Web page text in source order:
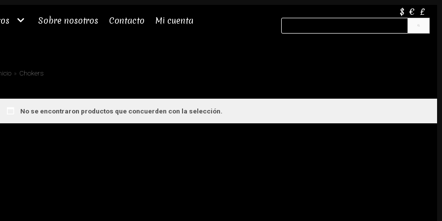
Sobre nosotros Contacto
Mi cuenta
$€ £
» Chokers
No se encontraron productos que concuerden con la selección.